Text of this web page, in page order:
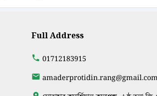
Full Address
01712183915